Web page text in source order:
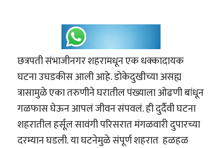
छत्रपती संभाजीनगर शहरामधून एक धक्कादायक
घटना उघडकीस आली आहे. डोकेदुखीच्या असह्य
त्रासामुळे एका तरुणीने घरातील पंख्याला ओढणी बांधून
गळफास घेऊन आपलं जीवन संपवलं. ही दुर्दैवी घटना
शहरातील हर्सूल सावंगी परिसरात मंगळवारी दुपारच्या
दरम्यान घडली. या घटनेमुळे संपूर्ण शहरात हळहळ